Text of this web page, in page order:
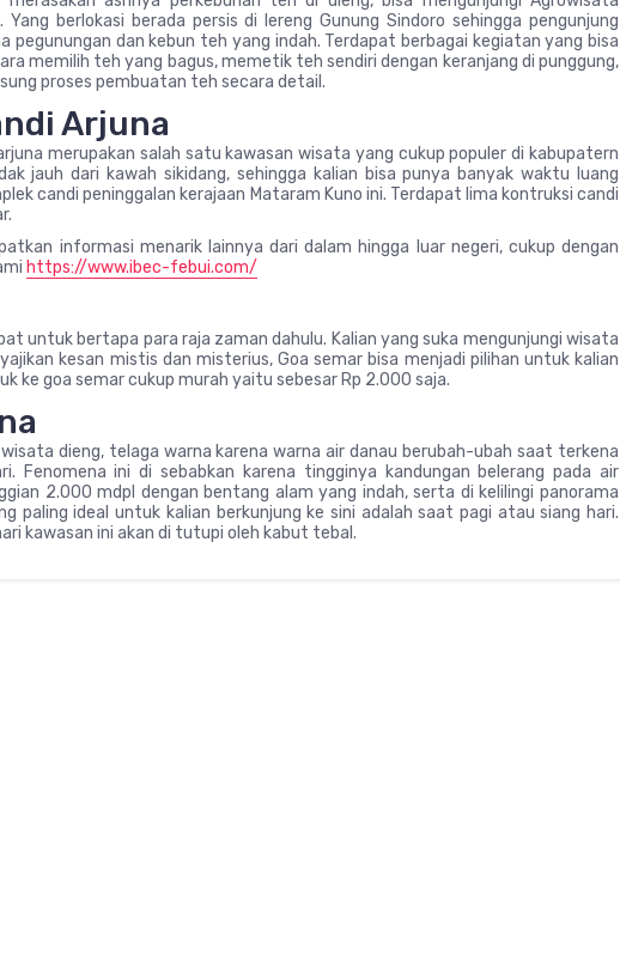
Yang berlokasi berada persis di lereng Gunung Sindoro sehingga pengunjung
pegunungan dan kebun teh yang indah. Terdapat berbagai kegiatan yang bisa
memilih teh yang bagus, memetik teh sendiri dengan keranjang di punggung,
proses pembuatan teh secara detail.
Arjuna
merupakan salah satu kawasan wisata yang cukup populer di kabupatern
jauh dari kawah sikidang, sehingga kalian bisa punya banyak waktu luang
candi peninggalan kerajaan Mataram Kuno ini. Terdapat lima kontruksi candi
informasi menarik lainnya dari dalam hingga luar negeri, cukup dengan
https://www.ibec-febui.com/
untuk bertapa para raja zaman dahulu. Kalian yang suka mengunjungi wisata
kesan mistis dan misterius, Goa semar bisa menjadi pilihan untuk kalian
ke goa semar cukup murah yaitu sebesar Rp 2.000 saja.
dieng, telaga warna karena warna air danau berubah-ubah saat terkena
Fenomena ini di sebabkan karena tingginya kandungan belerang pada air
2.000 mdpl dengan bentang alam yang indah, serta di kelilingi panorama
paling ideal untuk kalian berkunjung ke sini adalah saat pagi atau siang hari.
kawasan ini akan di tutupi oleh kabut tebal.